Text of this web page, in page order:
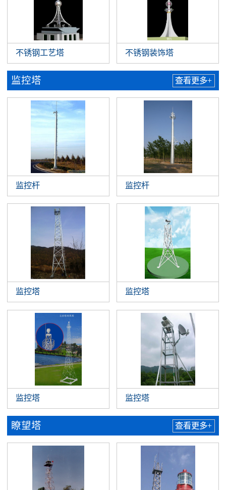
不锈钢工艺塔 不锈钢装饰塔
监控塔 查看更多+
监控杆 监控杆
监控塔 监控塔
监控塔 监控塔
瞭望塔 查看更多+